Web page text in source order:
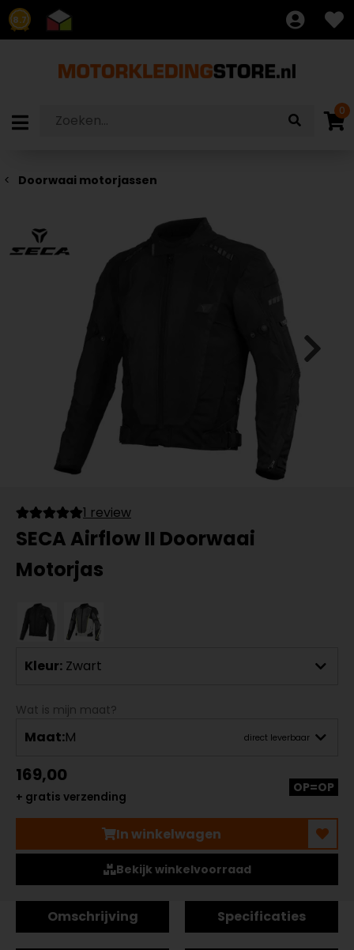
8.7
0
Doorwaai motorjassen
1 review
SECA Airflow II Doorwaai
Motorjas
Kleur: Zwart
Wat is mijn maat?
Maat:M direct leverbaar
169,00
+ gratis verzending
OP=OP
In winkelwagen
Bekijk winkelvoorraad
Omschrijving Specificaties